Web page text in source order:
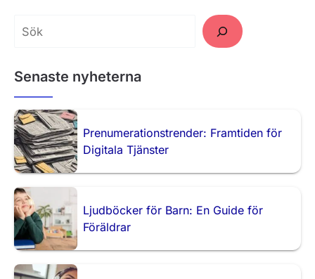
Senaste nyheterna
Prenumerationstrender: Framtiden för
Digitala Tjänster
Ljudböcker för Barn: En Guide för
Föräldrar